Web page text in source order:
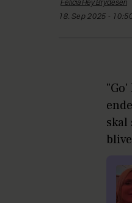
Felicia HeyBrydesen
18. Sep 2025 -